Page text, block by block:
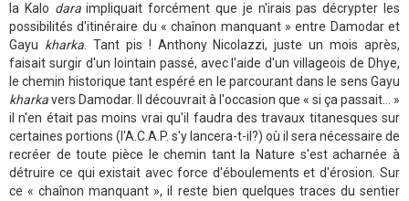
la Kalo daraimpliquait forcément que je n'irais pas décrypter les
possibilités d'itinéraire du « chaînon manquant » entre Damodar et
Gayu kharka. Tant pis ! Anthony Nicolazzi, juste un mois après,
faisait surgir d'un lointain passé, avec l'aide d'un villageois de Dhye,
le chemin historique tant espéré en le parcourant dans le sens Gayu
kharkavers Damodar. Il découvrait à l'occasion que « si ça passait... »
il n'en était pas moins vrai qu'il faudra des travaux titanesques sur
certaines portions (l'A.C.A.P. s'y lancera-t-il?) où il sera nécessaire de
recréer de toute pièce le chemin tant la Nature s'est acharnée à
détruire ce qui existait avec force d'éboulements et d'érosion. Sur
ce « chaînon manquant », il reste bien quelques traces du sentier